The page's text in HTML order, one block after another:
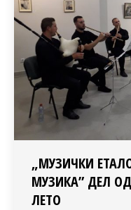
„МУЗИЧКИ
МУЗИКА” ДЕЛ
ЛЕТО